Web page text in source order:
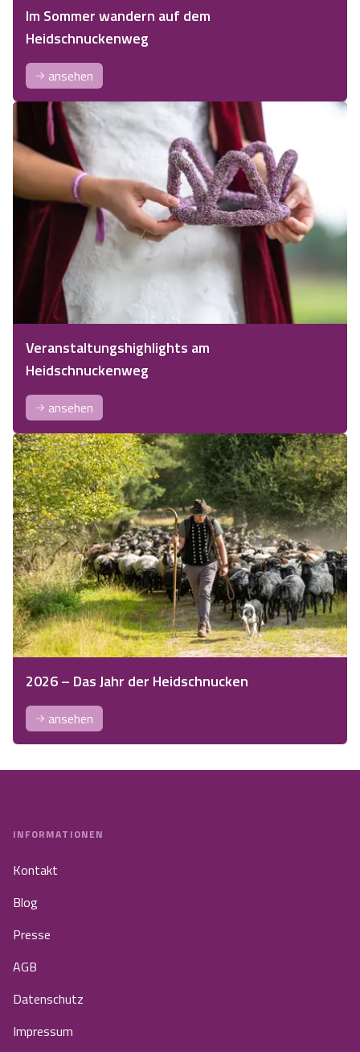
Im Sommer wandern auf dem
Heidschnuckenweg
ansehen
Veranstaltungshighlights am
Heidschnuckenweg
ansehen
2026 – Das Jahr der Heidschnucken
ansehen
INFORMATIONEN
Kontakt
Blog
Presse
AGB
Datenschutz
Impressum